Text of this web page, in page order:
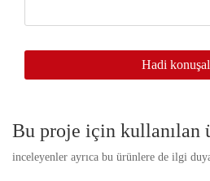
Hadi
Bu proje için kullanılan
inceleyenler ayrıca bu ürünlere de ilgi